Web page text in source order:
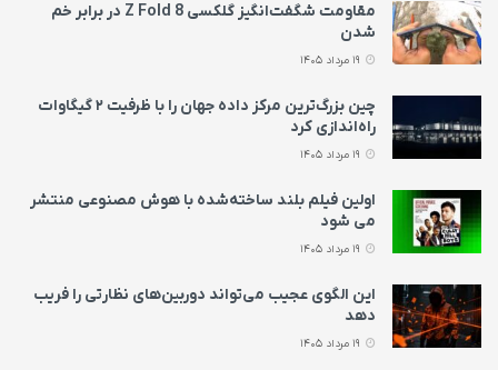
مقاومت شگفت‌انگیز گلکسی Z Fold 8 در برابر خم
شدن
چین بزرگ‌ترین مرکز داده جهان را با ظرفیت ۲ گیگاوات
راه‌اندازی کرد
اولین فیلم بلند ساخته‌شده با هوش مصنوعی منتشر
می‌ شود
این الگوی عجیب می‌تواند دوربین‌های نظارتی را فریب
دهد